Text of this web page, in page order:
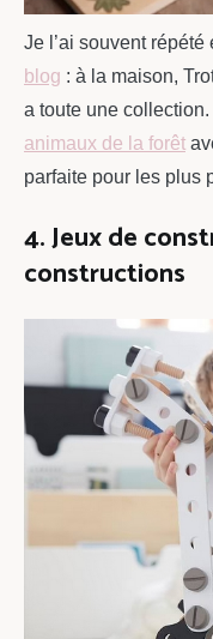
Je l’ai souvent répété
blog : à la maison,
a toute une
animaux de la forêt
parfaite pour les plus
4. Jeux de
constructions